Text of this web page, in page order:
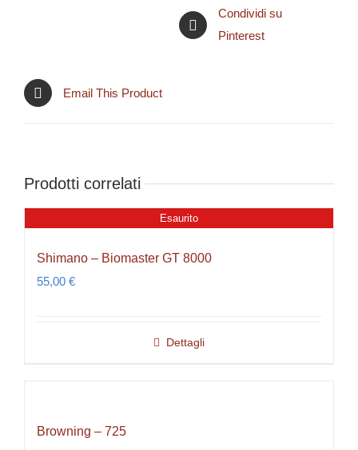
Condividi su
Pinterest
Email This Product
Prodotti correlati
Esaurito
Shimano – Biomaster GT 8000
55,00 €
Dettagli
Browning – 725